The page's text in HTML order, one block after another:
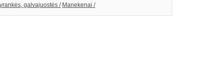
galvajuostės / Manekenai /